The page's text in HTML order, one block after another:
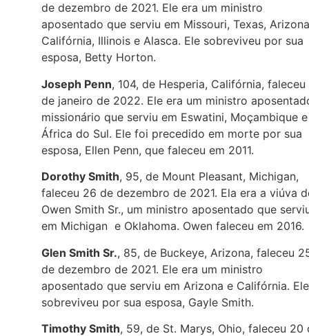
de dezembro de 2021. Ele era um ministro
aposentado que serviu em Missouri, Texas,
Califórnia, Illinois e Alasca. Ele sobreviveu por sua
esposa, Betty Horton.
Joseph Penn, 104, de Hesperia, Califórnia, faleceu
de janeiro de 2022. Ele era um ministro
missionário que serviu em Eswatini, Moçambique e
África do Sul. Ele foi precedido em morte por sua
esposa, Ellen Penn, que faleceu em 2011.
Dorothy Smith, 95, de Mount Pleasant, Michigan,
faleceu 26 de dezembro de 2021. Ela era a viúva
Owen Smith Sr., um ministro aposentado que
em Michigan e Oklahoma. Owen faleceu em 2016.
Glen Smith Sr., 85, de Buckeye, Arizona, faleceu
de dezembro de 2021. Ele era um ministro
aposentado que serviu em Arizona e Califórnia. Ele
sobreviveu por sua esposa, Gayle Smith.
Timothy Smith, 59, de St. Marys, Ohio, faleceu 20